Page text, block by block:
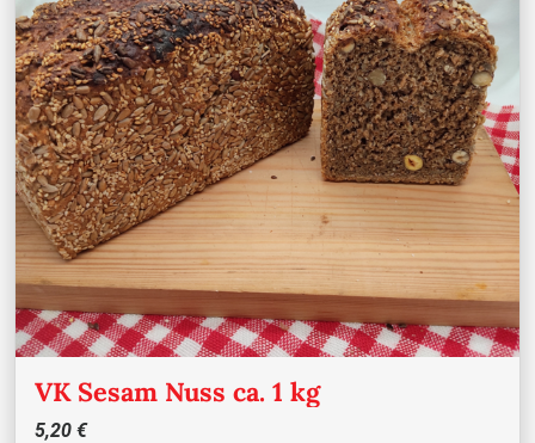
VK Sesam Nuss ca. 1 kg
5,20 €